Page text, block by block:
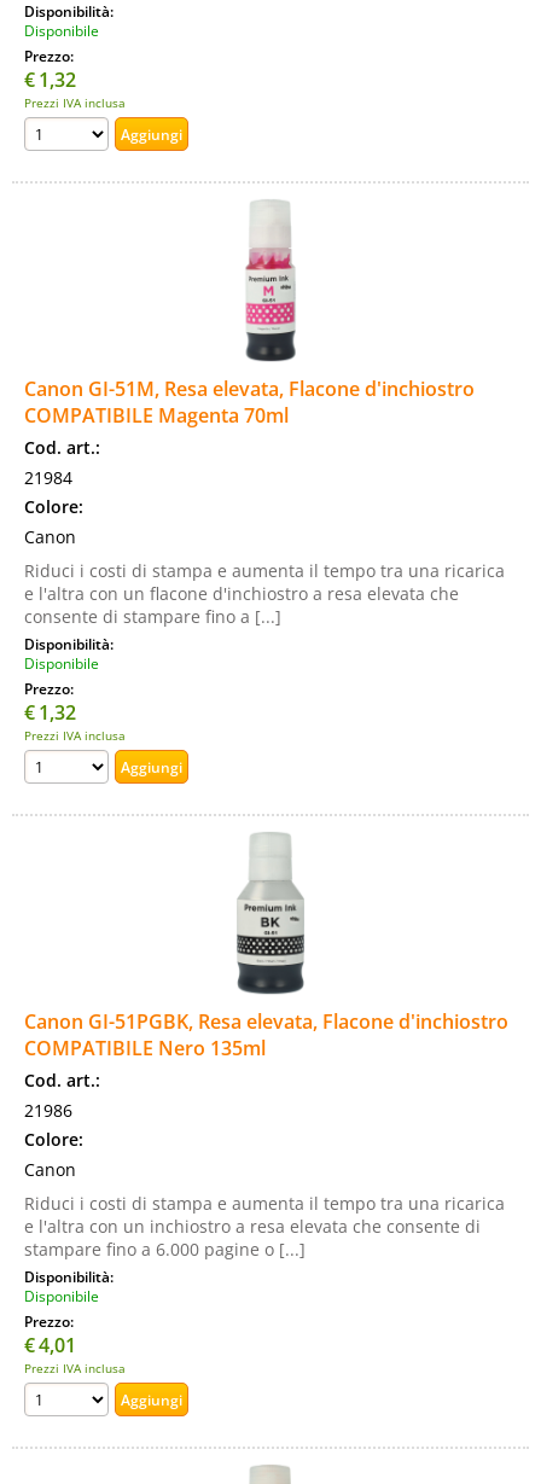
Disponibilità:
Disponibile
Prezzo:
€1,32
Prezzi IVA inclusa
Canon GI-51M, Resa elevata, Flacone d'inchiostro
COMPATIBILE Magenta 70ml
Cod. art.:
21984
Colore:
Canon
Riduci i costi di stampa e aumenta il tempo tra una ricarica
e l'altra con un flacone d'inchiostro a resa elevata che
consente di stampare fino a [...]
Disponibilità:
Disponibile
Prezzo:
€1,32
Prezzi IVA inclusa
Canon GI-51PGBK, Resa elevata, Flacone d'inchiostro
COMPATIBILE Nero 135ml
Cod. art.:
21986
Colore:
Canon
Riduci i costi di stampa e aumenta il tempo tra una ricarica
e l'altra con un inchiostro a resa elevata che consente di
stampare fino a 6.000 pagine o [...]
Disponibilità:
Disponibile
Prezzo:
€4,01
Prezzi IVA inclusa